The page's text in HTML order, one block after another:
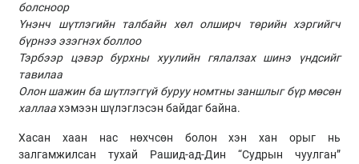
болсноор
Үнэнч шүтлэгийн талбайн хөл олширч төрийн хэргийгч
бүрнээ эзэгнэх боллоо
Тэрбээр цэвэр бурхны хуулийн гялалзах шинэ үндсийг
тавилаа
Олон шажин ба шүтлэггүй буруу номтны заншлыг бүр мөсөн
халлаахэмээн шүлэглэсэн байдаг байна.
Хасан хаан нас нөхчсөн болон хэн хан орыг нь
залгамжилсан тухай Рашид-ад-Дин “Судрын чуулган”